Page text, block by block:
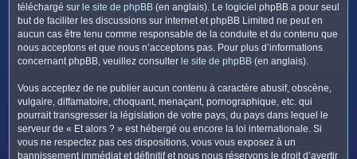
téléchargé sur le site de phpBB (en anglais). Le logiciel phpBB a pour seul
but de faciliter les discussions sur internet et phpBB Limited ne peut en
aucun cas être tenu comme responsable de la conduite et du contenu que
nous acceptons et que nous n’acceptons pas. Pour plus d’informations
concernant phpBB, veuillez consulter le site de phpBB (en anglais).
Vous acceptez de ne publier aucun contenu à caractère abusif, obscène,
vulgaire, diffamatoire, choquant, menaçant, pornographique, etc. qui
pourrait transgresser la législation de votre pays, du pays dans lequel le
serveur de « Et alors ? » est hébergé ou encore la loi internationale. Si
vous ne respectez pas ces dispositions, vous vous exposez à un
bannissement immédiat et définitif et nous nous réservons le droit d’avertir